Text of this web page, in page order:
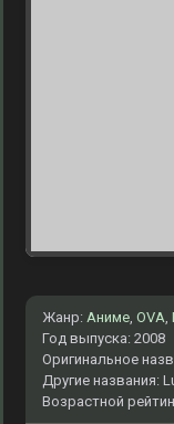
Жанр: Аниме, OVA,
Год выпуска: 2008
Оригинальное
Другие названия:
Возрастной